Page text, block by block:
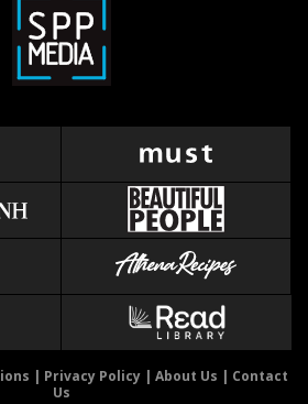
| Privacy Policy| About Us | Contact
Us